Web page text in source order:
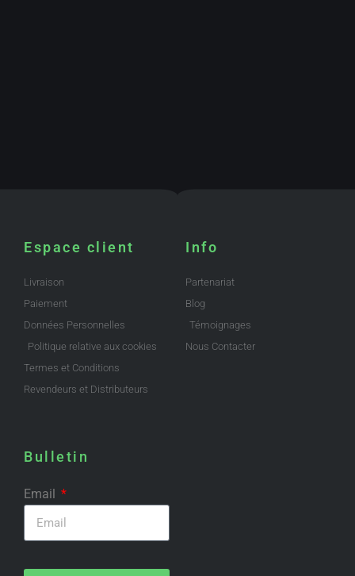
Espace client
Livraison
Paiement
Données Personnelles
Politique relative aux cookies
Termes et Conditions
Revendeurs et Distributeurs
Info
Partenariat
Blog
Témoignages
Nous Contacter
Bulletin
Email